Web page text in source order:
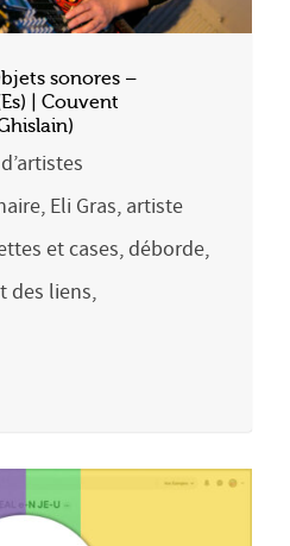
sonores –
| Couvent
Eli Gras, artiste
et cases, déborde,
des liens,